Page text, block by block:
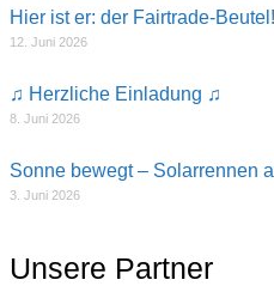
Hier ist er: der Fairtrade-Beutel!
12. Juni 2026
♫ Herzliche Einladung ♫
8. Juni 2026
Sonne bewegt – Solarrennen
3. Juni 2026
Unsere Partner